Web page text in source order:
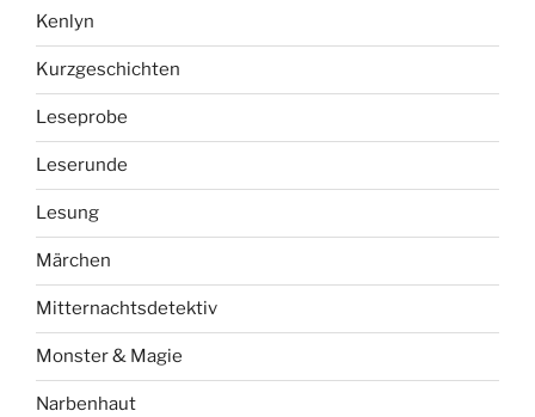
Kenlyn
Kurzgeschichten
Leseprobe
Leserunde
Lesung
Märchen
Mitternachtsdetektiv
Monster & Magie
Narbenhaut